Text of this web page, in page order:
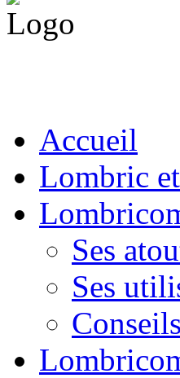
Accueil
Lombric
Ses
Ses